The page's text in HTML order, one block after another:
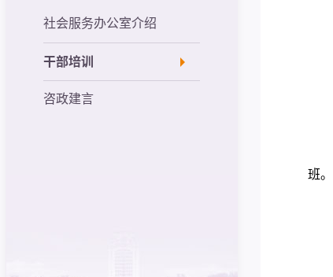
社会服务办公室介绍
干部培训
咨政建言
班。